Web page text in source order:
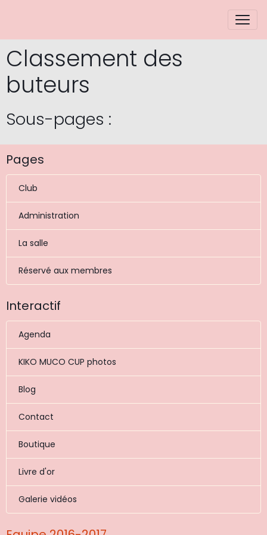
Classement des
buteurs
Sous-pages :
Pages
Club
Administration
La salle
Réservé aux membres
Interactif
Agenda
KIKO MUCO CUP photos
Blog
Contact
Boutique
Livre d'or
Galerie vidéos